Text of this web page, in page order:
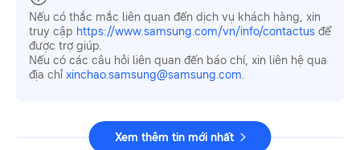
Nếu có thắc mắc liên quan đến dịch vụ khách hàng, xin
truy cập https://www.samsung.com/vn/info/contactus để
được trợ giúp.
Nếu có các câu hỏi liên quan đến báo chí, xin liên hệ qua
địa chỉ xinchao.samsung@samsung.com.
Xem thêm tin mới nhất